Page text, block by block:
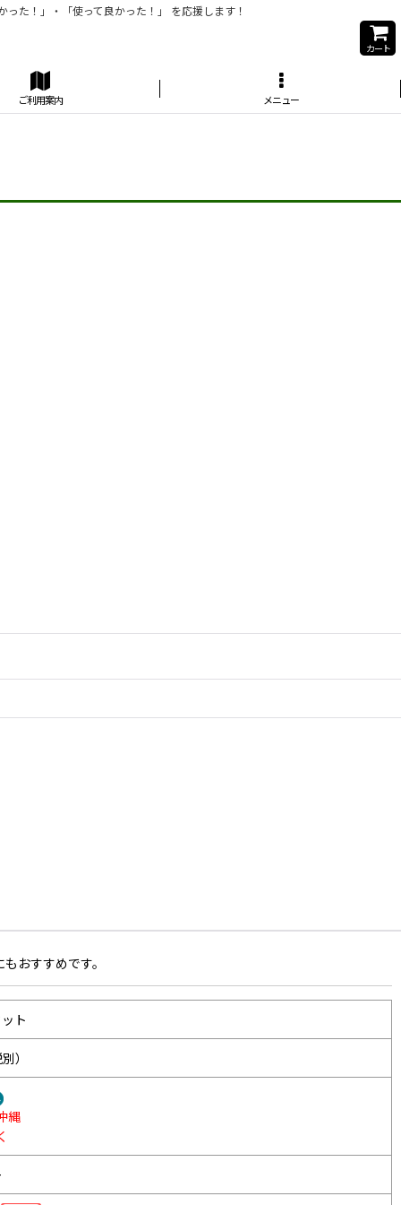
た！」・「使って良かった！」 を応援します！
カート
ご利用案内 メニュー
おすすめです。
ト
）
縄